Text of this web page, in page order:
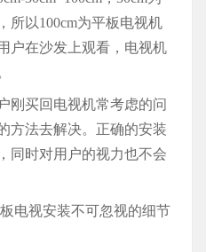
所以100cm为平板电视机
户在沙发上观看，电视机
刚买回电视机常考虑的问
方法去解决。正确的安装
同时对用户的视力也不会